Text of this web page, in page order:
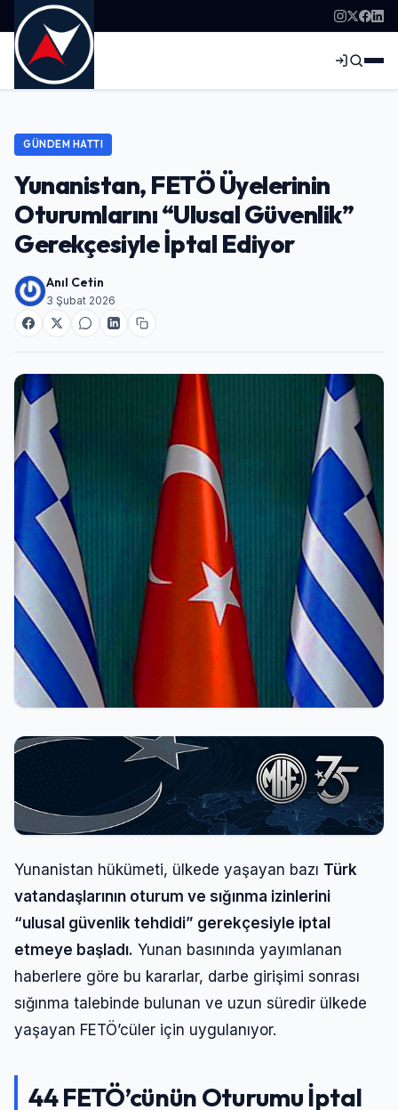
GÜNDEM HATTI
Yunanistan, FETÖ Üyelerinin
Oturumlarını “Ulusal Güvenlik”
Gerekçesiyle İptal Ediyor
Anıl Cetin
3 Şubat 2026
Yunanistan hükümeti, ülkede yaşayan bazı Türk
vatandaşlarının oturum ve sığınma izinlerini
“ulusal güvenlik tehdidi” gerekçesiyle iptal
etmeye başladı. Yunan basınında yayımlanan
haberlere göre bu kararlar, darbe girişimi sonrası
sığınma talebinde bulunan ve uzun süredir ülkede
yaşayan FETÖ’cüler için uygulanıyor.
44 FETÖ’cünün Oturumu İptal